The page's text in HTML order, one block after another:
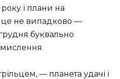
і плани на
не випадково —
буквально
мислення.
— планета удачі і